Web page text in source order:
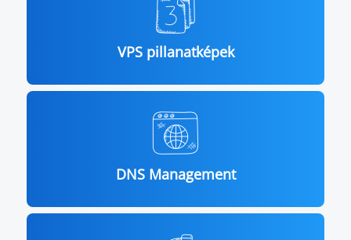
VPS pillanatképek
DNS Management